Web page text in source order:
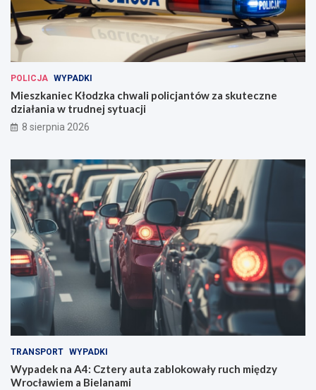
POLICJA WYPADKI
Mieszkaniec Kłodzka chwali policjantów za skuteczne
działania w trudnej sytuacji
8 sierpnia 2026
TRANSPORT WYPADKI
Wypadek na A4: Cztery auta zablokowały ruch między
Wrocławiem a Bielanami